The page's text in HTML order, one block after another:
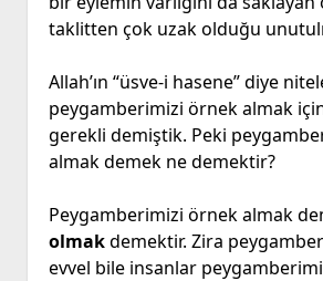
taklitten çok uzak olduğu
Allah’ın “üsve-i hasene” diye
peygamberimizi örnek almak
gerekli demiştik. Peki
almak demek ne demektir?
Peygamberimizi örnek almak
olmakdemektir. Zira
evvel bile insanlar